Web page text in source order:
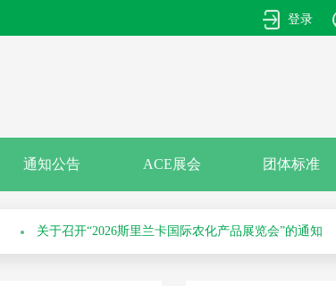
登录
通知公告 ACE展会 团体标准
关于申报绿色高质量农药产品的通知
关于举办第六十九届系列作物解决方案会议之科学安